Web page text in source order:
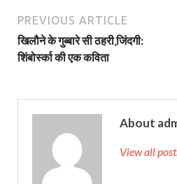
PREVIOUS ARTICLE
खिलौने के गुब्‍बारे सी ठहरी जि़ंदगी:
शिंबोर्स्‍का की एक कविता
About
View all